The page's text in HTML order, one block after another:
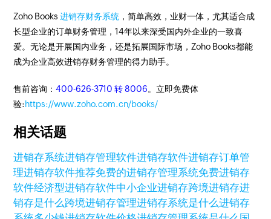
Zoho Books进销存财务系统 ，简单高效，业财一体，尤其适合成
长型企业的订单财务管理，14年以来深受国内外企业的一致喜
爱。无论是开展国内业务，还是拓展国际市场，Zoho Books都能
成为企业高效进销存财务管理的得力助手。
售前咨询：400-626-3710 转 8006。立即免费体
验:https://www.zoho.com.cn/books/
相关话题
进销存系统进销存管理软件进销存软件进销存订单管
理进销存软件推荐免费的进销存管理系统免费进销存
软件经济型进销存软件中小企业进销存跨境进销存进
销存是什么跨境进销存管理进销存系统是什么进销存